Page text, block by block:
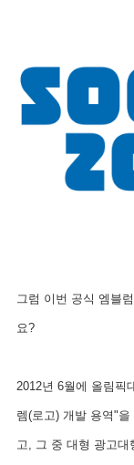
그럼 이번 공식 엠블
요?
2012년 6월에 올림픽
렘(로고) 개발 용역"
고, 그 중 대형 광고대